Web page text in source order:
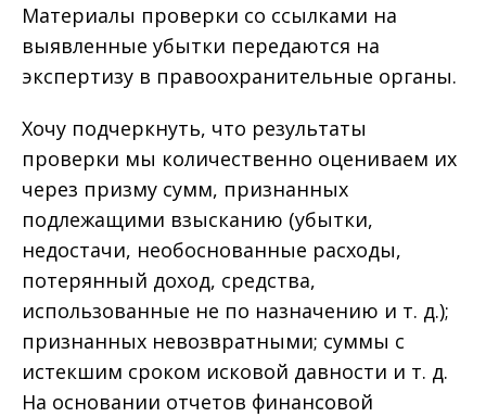
Материалы проверки со ссылками на
выявленные убытки передаются на
экспертизу в правоохранительные органы.
Хочу подчеркнуть, что результаты
проверки мы количественно оцениваем их
через призму сумм, признанных
подлежащими взысканию (убытки,
недостачи, необоснованные расходы,
потерянный доход, средства,
использованные не по назначению и т. д.);
признанных невозвратными; суммы с
истекшим сроком исковой давности и т. д.
На основании отчетов финансовой